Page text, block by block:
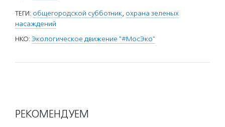
ТЕГИ: общегородской субботник, охрана зеленых
насаждений
НКО: Экологическое движение "#МосЭко"
РЕКОМЕНДУЕМ